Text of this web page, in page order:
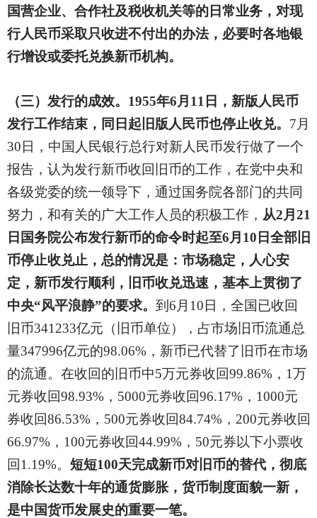
国营企业、合作社及税收机关等的日常业务，对现
行人民币采取只收进不付出的办法，必要时各地银
行增设或委托兑换新币机构。
（三）发行的成效。1955年6月11日，新版人民币
发行工作结束，同日起旧版人民币也停止收兑。 7 月
30日，中国人民银行总行对新人民币发行做了一个
报告，认为发行新币收回旧币的工作，在党中央和
各级党委的统一领导下，通过国务院各部门的共同
努力，和有关的广大工作人员的积极工作， 从2月21
日国务院公布发行新币的命令时起至6月10日全部旧
币停止收兑止，总的情况是：市场稳定，人心安
定，新币发行顺利，旧币收兑迅速，基本上贯彻了
中央“风平浪静”的要求。 到6月10日，全国已收回
旧币341233亿元（旧币单位），占市场旧币流通总
量347996亿元的98.06%，新币已代替了旧币在市场
的流通。在收回的旧币中5万元券收回99.86%，1万
元券收回98.93%，5000元券收回96.17%，1000元
券收回86.53%，500元券收回84.74%，200元券收回
66.97%，100元券收回44.99%，50元券以下小票收
回1.19%。 短短100天完成新币对旧币的替代，彻底
消除长达数十年的通货膨胀，货币制度面貌一新，
是中国货币发展史的重要一笔。